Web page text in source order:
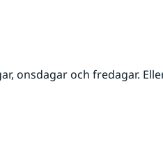
onsdagar och fredagar.